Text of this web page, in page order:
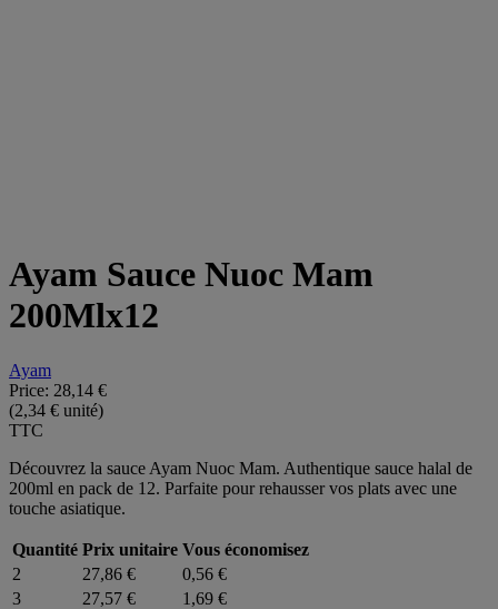
Ayam Sauce Nuoc Mam
200Mlx12
Ayam
Price: 28,14 €
(2,34 € unité)
TTC
Découvrez la sauce Ayam Nuoc Mam. Authentique sauce halal de
200ml en pack de 12. Parfaite pour rehausser vos plats avec une
touche asiatique.
Quantité Prix unitaire Vous économisez
2
27,86 €
0,56 €
3
27,57 €
1,69 €